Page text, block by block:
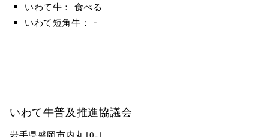
いわて牛： 食べる
いわて短角牛： -
いわて牛普及推進協議会